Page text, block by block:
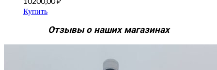
Купить
Отзывы о наших магазинах